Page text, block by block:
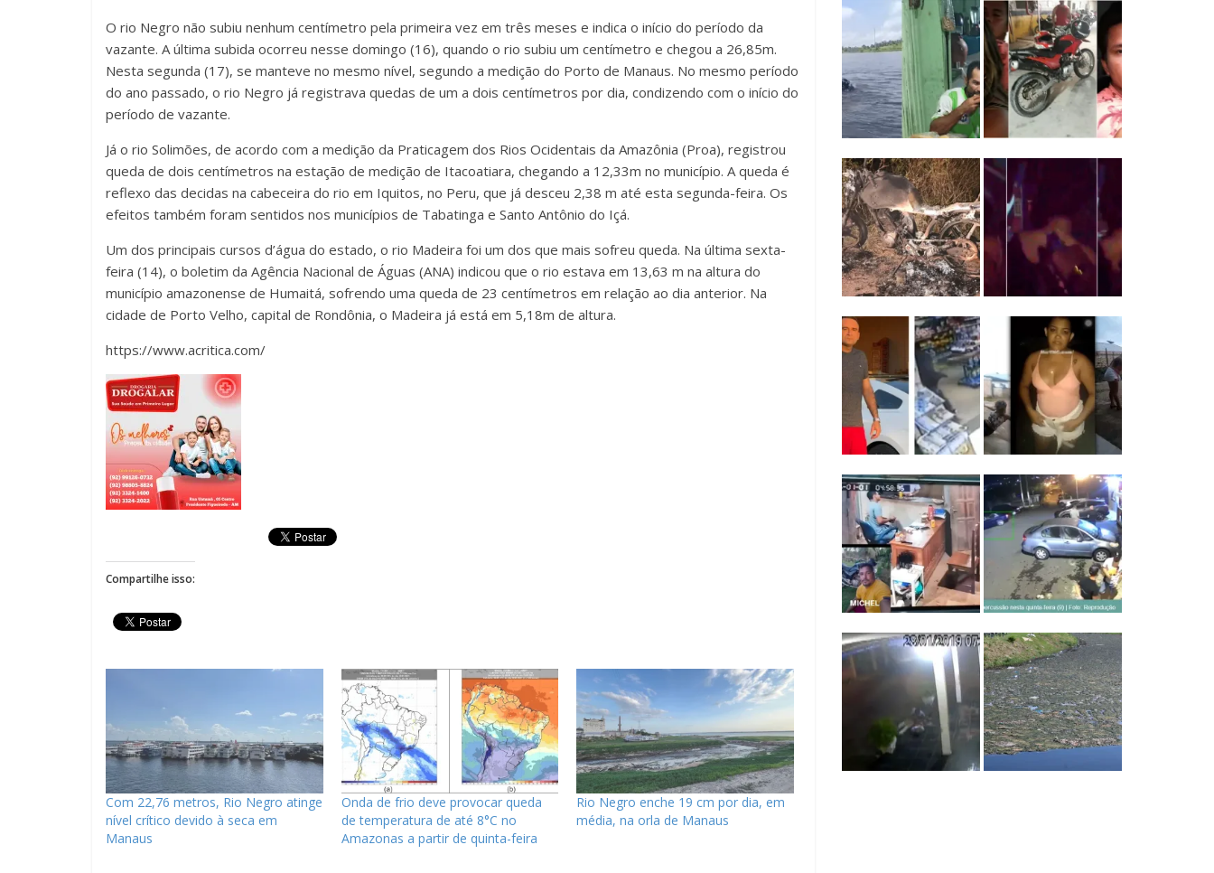
O rio Negro não subiu nenhum centímetro pela primeira vez em três meses e indica o início do período da
vazante. A última subida ocorreu nesse domingo (16), quando o rio subiu um centímetro e chegou a 26,85m.
Nesta segunda (17), se manteve no mesmo nível, segundo a medição do Porto de Manaus. No mesmo período
do ano passado, o rio Negro já registrava quedas de um a dois centímetros por dia, condizendo com o início do
período de vazante.
Já o rio Solimões, de acordo com a medição da Praticagem dos Rios Ocidentais da Amazônia (Proa), registrou
queda de dois centímetros na estação de medição de Itacoatiara, chegando a 12,33m no município. A queda é
reflexo das decidas na cabeceira do rio em Iquitos, no Peru, que já desceu 2,38 m até esta segunda-feira. Os
efeitos também foram sentidos nos municípios de Tabatinga e Santo Antônio do Içá.
Um dos principais cursos d’água do estado, o rio Madeira foi um dos que mais sofreu queda. Na última sexta-
feira (14), o boletim da Agência Nacional de Águas (ANA) indicou que o rio estava em 13,63 m na altura do
município amazonense de Humaitá, sofrendo uma queda de 23 centímetros em relação ao dia anterior. Na
cidade de Porto Velho, capital de Rondônia, o Madeira já está em 5,18m de altura.
https://www.acritica.com/
Compartilhe isso:
Com 22,76 metros, Rio Negro atinge
nível crítico devido à seca em
Manaus
Onda de frio deve provocar queda
de temperatura de até 8°C no
Amazonas a partir de quinta-feira
Rio Negro enche 19 cm por dia, em
média, na orla de Manaus